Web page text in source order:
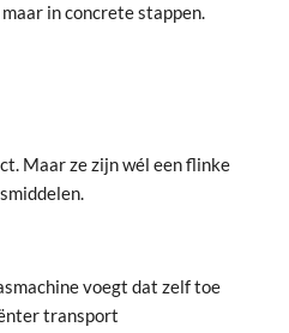
in concrete stappen.
Maar ze zijn wél een flinke
voegt dat zelf toe
transport